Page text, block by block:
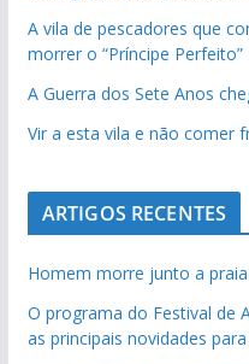
A vila de pescadores que
morrer o “Príncipe Perfeito”
A Guerra dos Sete Anos
Vir a esta vila e não comer
ARTIGOS RECENTES
Homem morre junto a praia
O programa do Festival de
as principais novidades